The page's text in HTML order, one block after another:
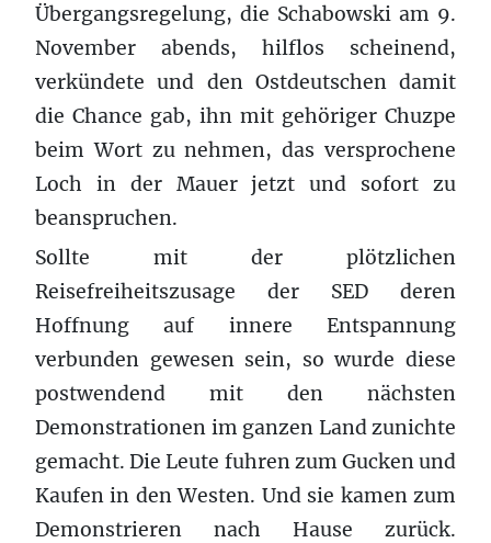
Übergangsregelung, die Schabowski am 9.
November abends, hilflos scheinend,
verkündete und den Ostdeutschen damit
die Chance gab, ihn mit gehöriger Chuzpe
beim Wort zu nehmen, das versprochene
Loch in der Mauer jetzt und sofort zu
beanspruchen.
Sollte mit der plötzlichen
Reisefreiheitszusage der SED deren
Hoffnung auf innere Entspannung
verbunden gewesen sein, so wurde diese
postwendend mit den nächsten
Demonstrationen im ganzen Land zunichte
gemacht. Die Leute fuhren zum Gucken und
Kaufen in den Westen. Und sie kamen zum
Demonstrieren nach Hause zurück.